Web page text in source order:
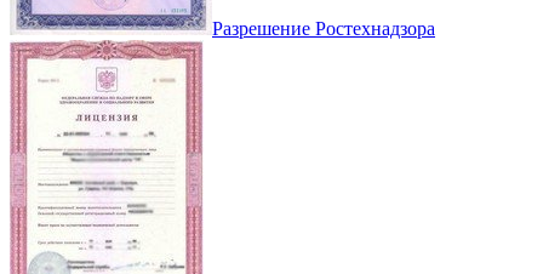
Разрешение Ростехнадзора